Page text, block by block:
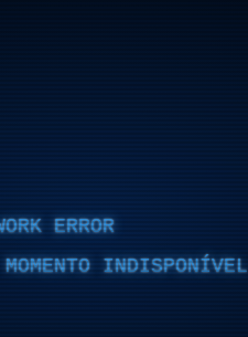
ERROR
INDISPONÍVEL